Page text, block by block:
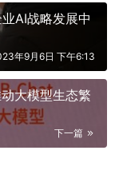
AI战略发展中
年9月6日 下午6:13
大模型生态繁
下一篇